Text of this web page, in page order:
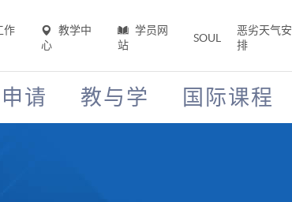
作
教学中
心
学员网
站
SOUL
恶劣天气安
排
请 教与学 国际课程